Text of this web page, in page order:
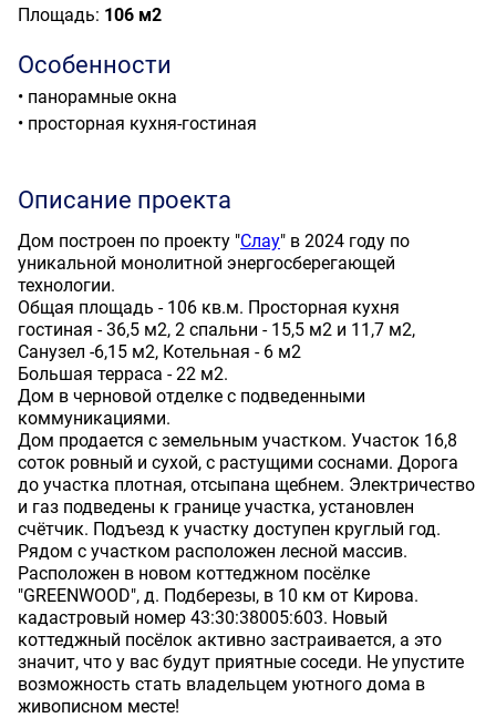
Площадь: 106 м2
Особенности
• панорамные окна
• просторная кухня-гостиная
Описание проекта
Дом построен по проекту "Слау" в 2024 году по
уникальной монолитной энергосберегающей
технологии.
Общая площадь - 106 кв.м. Просторная кухня
гостиная - 36,5 м2, 2 спальни - 15,5 м2 и 11,7 м2,
Санузел -6,15 м2, Котельная - 6 м2
Большая терраса - 22 м2.
Дом в черновой отделке с подведенными
коммуникациями.
Дом продается с земельным участком. Участок 16,8
соток ровный и сухой, с растущими соснами. Дорога
до участка плотная, отсыпана щебнем. Электричество
и газ подведены к границе участка, установлен
счётчик. Подъезд к участку доступен круглый год.
Рядом с участком расположен лесной массив.
Расположен в новом коттеджном посёлке
"GREENWOOD", д. Подберезы, в 10 км от Кирова.
кадастровый номер 43:30:38005:603. Новый
коттеджный посёлок активно застраивается, а это
значит, что у вас будут приятные соседи. Не упустите
возможность стать владельцем уютного дома в
живописном месте!